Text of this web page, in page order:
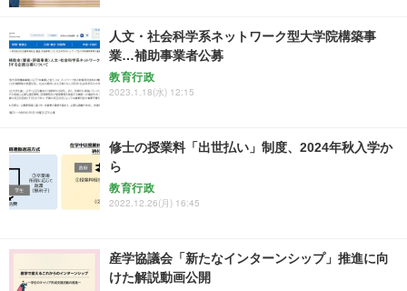
人文・社会科学系ネットワーク型大学院構築事
業…補助事業者公募
教育行政
2023.1.18(水) 12:15
修士の授業料「出世払い」制度、2024年秋入学か
ら
教育行政
2022.12.26(月) 16:45
産学協議会「新たなインターンシップ」推進に向
けた解説動画公開